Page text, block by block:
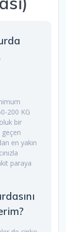
200 KG
bir
geçen
en yakın
paraya